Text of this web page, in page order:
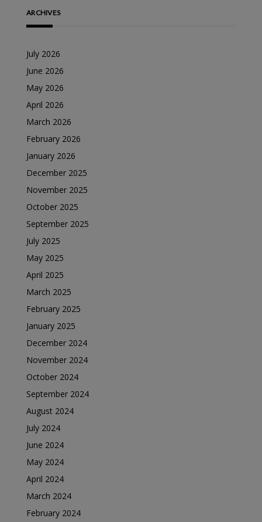
ARCHIVES
July 2026
June 2026
May 2026
April 2026
March 2026
February 2026
January 2026
December 2025
November 2025
October 2025
September 2025
July 2025
May 2025
April 2025
March 2025
February 2025
January 2025
December 2024
November 2024
October 2024
September 2024
August 2024
July 2024
June 2024
May 2024
April 2024
March 2024
February 2024